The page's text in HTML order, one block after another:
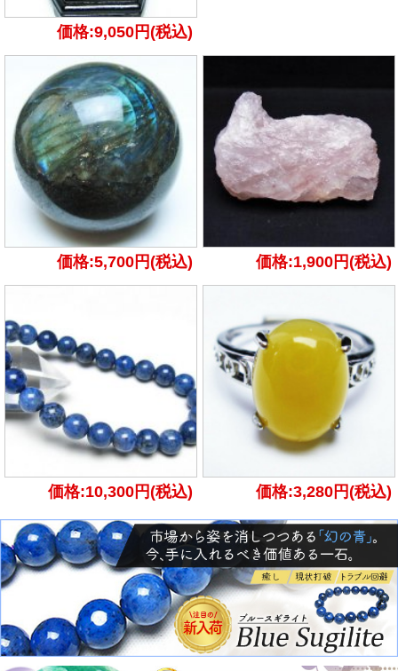
価格:9,050円(税込)
価格:5,700円(税込) 価格:1,900円(税込)
価格:10,300円(税込) 価格:3,280円(税込)